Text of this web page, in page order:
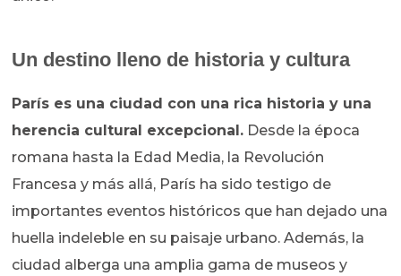
Un destino lleno de historia y cultura
París es una ciudad con una rica historia y una
herencia cultural excepcional. Desde la época
romana hasta la Edad Media, la Revolución
Francesa y más allá, París ha sido testigo de
importantes eventos históricos que han dejado una
huella indeleble en su paisaje urbano. Además, la
ciudad alberga una amplia gama de museos y